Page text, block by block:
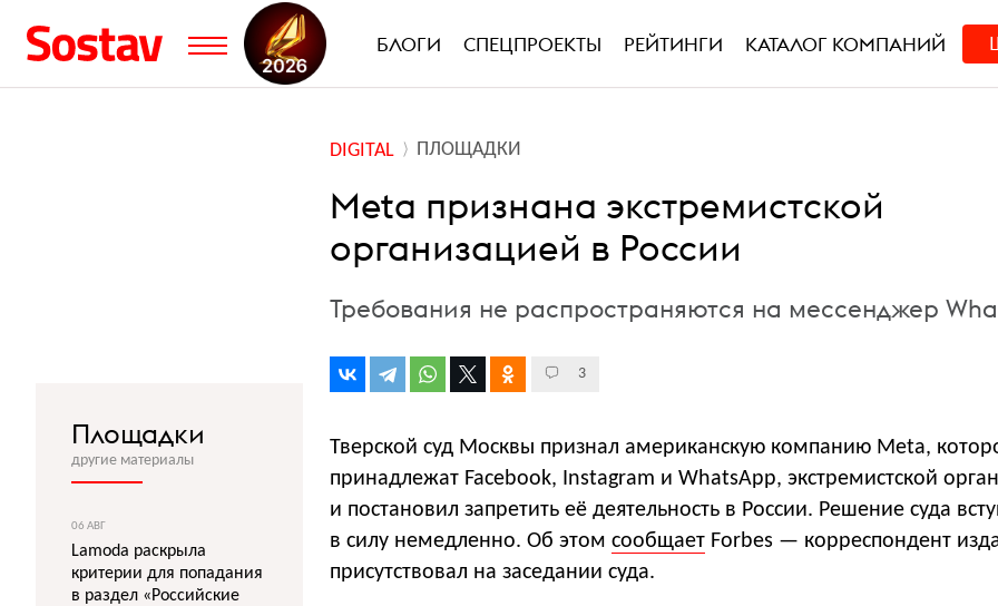
БЛОГИ СПЕЦПРОЕКТЫ РЕЙТИНГИ КАТАЛОГ КОМПАНИЙ
DIGITAL ПЛОЩАДКИ
Meta признана экстремистской
организацией в России
Требования не распространяются на мессенджер
3
Тверской суд Москвы признал американскую компанию Meta,
принадлежат Facebook, Instagram и WhatsApp, экстремистской
и постановил запретить её деятельность в России. Решение суда
в силу немедленно. Об этом сообщает Forbes — корреспондент
присутствовал на заседании суда.
Площадки
другие материалы
06 АВГ
Lamoda раскрыла
критерии для попадания
в раздел «Российские